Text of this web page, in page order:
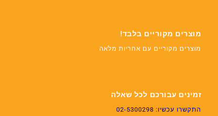
מוצרים מקוריים בלבד!
מוצרים מקוריים עם אחריות מלאה
זמינים עבורכם לכל שאלה
התקשרו עכשיו: 02-5300298